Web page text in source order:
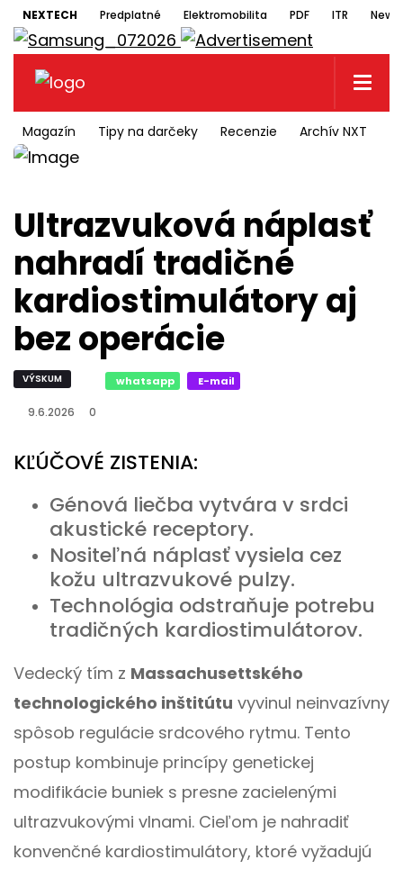
NEXTECH Predplatné Elektromobilita PDF ITR
Magazín Tipy na darčeky Recenzie Archív NXT
Ultrazvuková náplasť
nahradí tradičné
kardiostimulátory aj
bez operácie
VÝSKUM whatsapp E-mail
9.6.2026 0
KĽÚČOVÉ ZISTENIA:
Génová liečba vytvára v srdci
akustické receptory.
Nositeľná náplasť vysiela cez
kožu ultrazvukové pulzy.
Technológia odstraňuje potrebu
tradičných kardiostimulátorov.
Vedecký tím z Massachusettského
technologického inštitútu vyvinul neinvazívny
spôsob regulácie srdcového rytmu. Tento
postup kombinuje princípy genetickej
modifikácie buniek s presne zacielenými
ultrazvukovými vlnami. Cieľom je nahradiť
konvenčné kardiostimulátory, ktoré vyžadujú